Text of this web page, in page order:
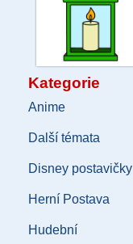
Kategorie
Anime
Další témata
Disney postavičky
Herní Postava
Hudební